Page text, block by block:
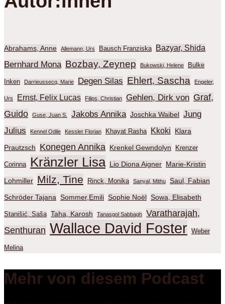
Abrahams, Anne Allemann, Urs Bausch Franziska Bazyar, Shida
Bernhard Mona Bozbay, Zeynep Bukowski, Helene Bulke
Inken Darrieussecq, Marie Degen Silas Ehlert, Sascha Engeler,
Urs Ernst, Felix Lucas Filips, Christian Gehlen, Dirk von Graf,
Guido
Guse, Juan S. Jakobs Annika Joschka Waibel Jung
Julius
Kennel Odile Kessler Florian Khayat Rasha Kkoki Klara
Prautzsch Konegen Annika Krenkel Gewndolyn Krenzer
Corinna Kränzler Lisa Lio Diona Aigner Marie-Kristin
Lohmiller Milz, Tine Rinck, Monika Sanyal, Mithu Saul, Fabian
Schröder Tajana Sommer,Emili Sophie Noël Sowa, Elisabeth
Stanišić, Saša Taha, Karosh Tanasgol Sabbagh
Varatharajah,
Senthuran Wallace David Foster Weber
Melina
Mehr von diesem Podcast